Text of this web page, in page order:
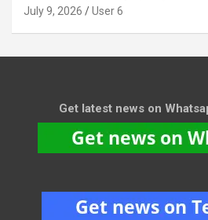
July 9, 2026 User 6
Get latest news on